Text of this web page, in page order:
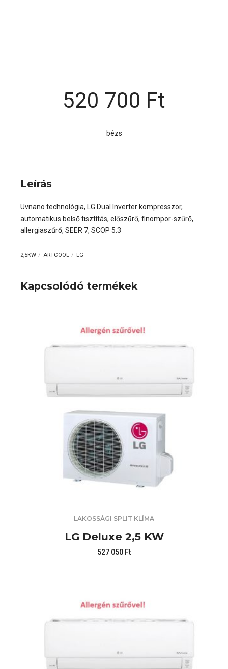
520 700 Ft
bézs
Leírás
Uvnano technológia, LG Dual Inverter kompresszor,
automatikus belső tisztítás, előszűrő, finompor-szűrő,
allergiaszűrő, SEER 7, SCOP 5.3
2,5KW ARTCOOL LG
Kapcsolódó termékek
LAKOSSÁGI SPLIT KLÍMA
LG Deluxe 2,5 KW
527 050 Ft